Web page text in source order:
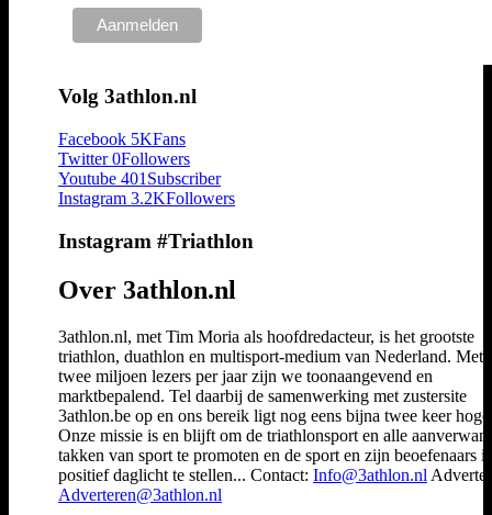
Volg 3athlon.nl
Facebook 5KFans
Twitter 0Followers
Youtube 401 Subscriber
Instagram 3.2KFollowers
Instagram #Triathlon
Over 3athlon.nl
3athlon.nl, met Tim Moria als hoofdredacteur, is het grootste
triathlon, duathlon en multisport-medium van Nederland. Met
twee miljoen lezers per jaar zijn we toonaangevend en
marktbepalend. Tel daarbij de samenwerking met zustersite
3athlon.be op en ons bereik ligt nog eens bijna twee keer
Onze missie is en blijft om de triathlonsport en alle
takken van sport te promoten en de sport en zijn beoefenaars
positief daglicht te stellen... Contact: Info@3athlon.nl
Adverteren@3athlon.nl